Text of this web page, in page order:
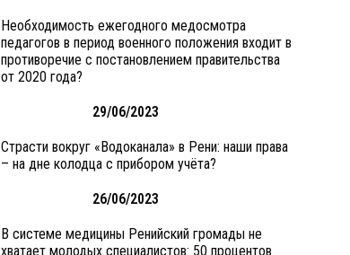
Необходимость ежегодного медосмотра
педагогов в период военного положения входит в
противоречие с постановлением правительства
от 2020 года?
29/06/2023
Страсти вокруг «Водоканала» в Рени: наши права
– на дне колодца с прибором учёта?
26/06/2023
В системе медицины Ренийский громады не
хватает молодых специалистов: 50 процентов